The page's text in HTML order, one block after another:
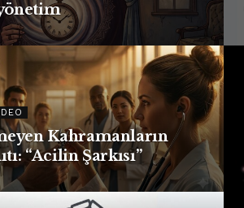
Kahramanların
“Acilin Şarkısı”